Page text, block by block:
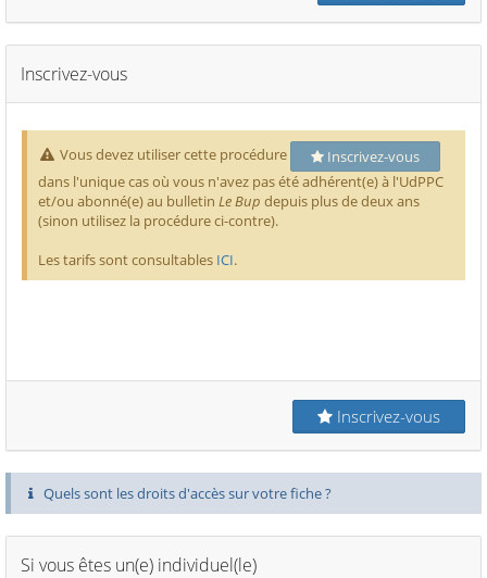
Inscrivez-vous
Vous devez utiliser cette procédure
Inscrivez-vous
dans l'unique cas où vous n'avez pas été adhérent(e) à l'UdPPC
et/ou abonné(e) au bulletin Le Bup depuis plus de deux ans
(sinon utilisez la procédure ci-contre).
Les tarifs sont consultables ICI.
Inscrivez-vous
Quels sont les droits d'accès sur votre fiche ?
Si vous êtes un(e) individuel(le)